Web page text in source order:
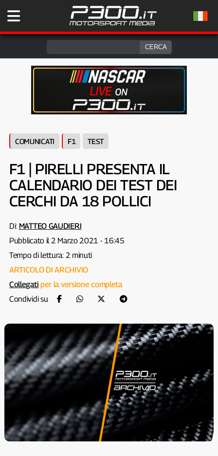
COMUNICATI F1 TEST
F1 | PIRELLI PRESENTA IL
CALENDARIO DEI TEST DEI
CERCHI DA 18 POLLICI
Di: MATTEO GAUDIERI
Pubblicato il 2 Marzo 2021 - 16:45
Tempo di lettura: 2 minuti
ARTICOLO DI ARCHIVIO
Collegati per la versione completa
Condividi su